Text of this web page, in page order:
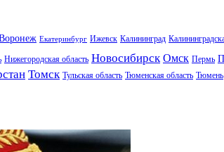
Екатеринбург Ижевск Калининград
Нижегородская область Новосибирск Омск Пермь
Томск Тульская область Тюменская область Тюмень